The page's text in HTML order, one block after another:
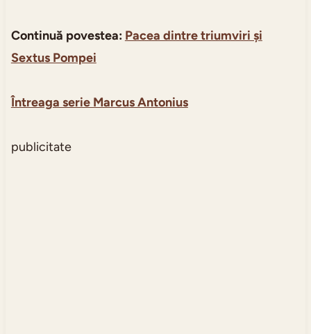
Continuă povestea: Pacea dintre triumviri și
Sextus Pompei
Întreaga serie Marcus Antonius
publicitate